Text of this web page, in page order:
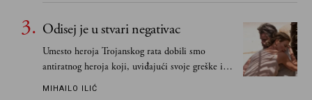
Odisej je u stvari negativac
Umesto heroja Trojanskog rata dobili smo
antiratnog heroja koji, uviđajući svoje greške i
učeći na njima, shvata da postoje stvari koje su
MIHAILO ILIĆ